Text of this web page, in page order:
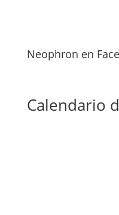
Neophron en
Calendario